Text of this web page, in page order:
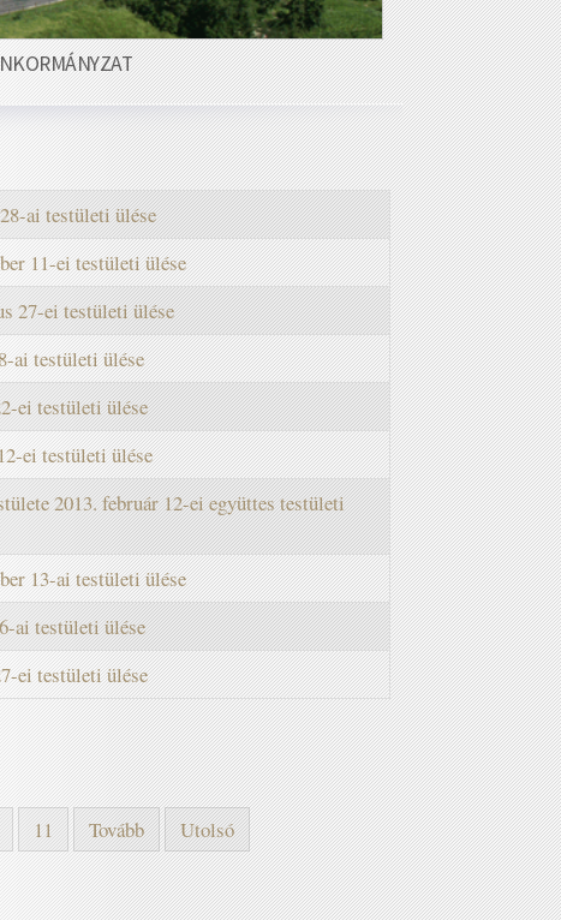
ai testületi ülése
11-ei testületi ülése
27-ei testületi ülése
ai testületi ülése
ei testületi ülése
ei testületi ülése
2013. február 12-ei együttes testületi
13-ai testületi ülése
ai testületi ülése
ei testületi ülése
11 Tovább Utolsó